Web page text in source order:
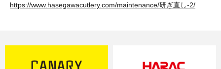
https://www.hasegawacutlery.com/maintenance/研ぎ直し-2/